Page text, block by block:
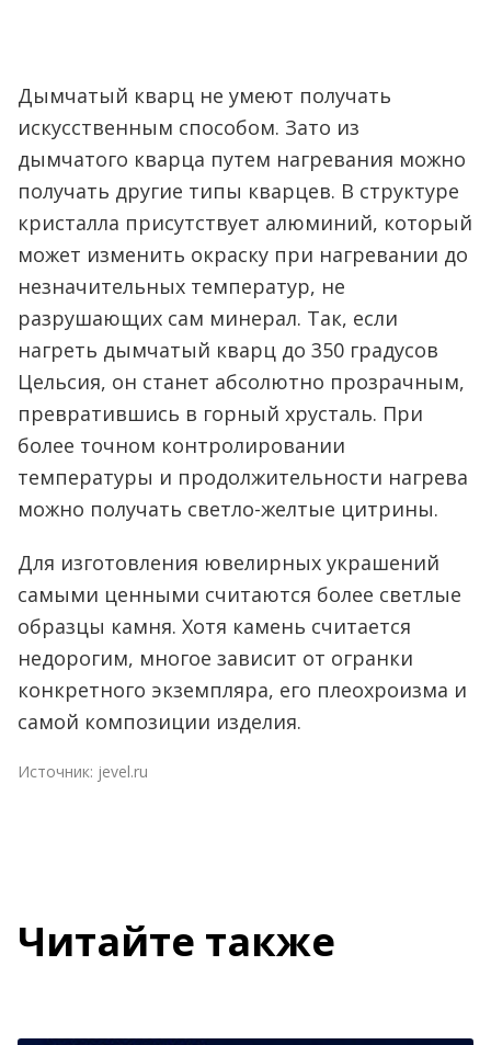
Дымчатый кварц не умеют получать
искусственным способом. Зато из
дымчатого кварца путем нагревания можно
получать другие типы кварцев. В структуре
кристалла присутствует алюминий, который
может изменить окраску при нагревании до
незначительных температур, не
разрушающих сам минерал. Так, если
нагреть дымчатый кварц до 350 градусов
Цельсия, он станет абсолютно прозрачным,
превратившись в горный хрусталь. При
более точном контролировании
температуры и продолжительности нагрева
можно получать светло-желтые цитрины.
Для изготовления ювелирных украшений
самыми ценными считаются более светлые
образцы камня. Хотя камень считается
недорогим, многое зависит от огранки
конкретного экземпляра, его плеохроизма и
самой композиции изделия.
Источник: jevel.ru
Читайте также